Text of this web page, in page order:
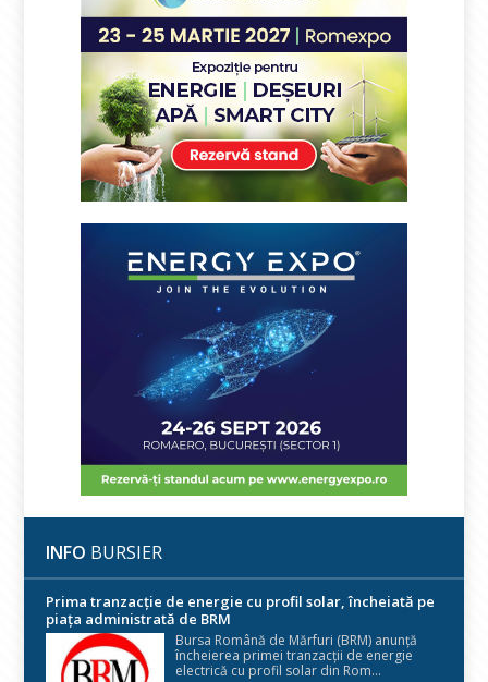
INFO BURSIER
Prima tranzacție de energie cu profil solar, încheiată pe
piața administrată de BRM
Bursa Română de Mărfuri (BRM) anunță
încheierea primei tranzacții de energie
electrică cu profil solar din Rom...